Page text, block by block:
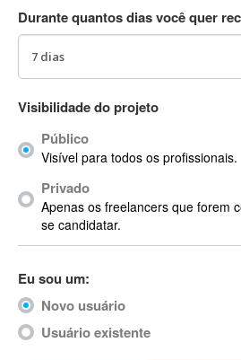
AC3
ACID Pro
ACPI
Acrobat
Acrobat X
Acronis
ACT
Actimize
ActionScript
ActionScript 3
Durante quantos dias você quer
Visibilidade do projeto
Público
Visível para todos os profissionais.
Privado
Apenas os freelancers que forem
se candidatar.
Eu sou um:
Novo usuário
Usuário existente